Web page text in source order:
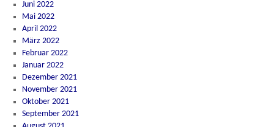
Juni 2022
Mai 2022
April 2022
März 2022
Februar 2022
Januar 2022
Dezember 2021
November 2021
Oktober 2021
September 2021